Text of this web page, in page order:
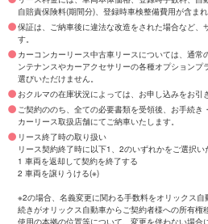
自賠責保険料(期間分)、登録時車検整備費用が含まれ
保証は、ご納車後に違法な改造をされた場合など、
す。
カーコンカーリース中古車リースについては、通常
ンテナンスやカーアクセサリーの各種オプション
選びいただけません。
おクルマの在庫状況によっては、お申し込みをお引
ご契約ののち、全ての必要書類を受領後、お手続
カーリース取扱店舗にてご納車いたします。
リース終了時の取り扱い
リース契約終了時に以下1、2のいずれかをご選択い
1 車両を返却して契約を終了する
2 車両を譲りうける(※)
※2の場合、名義変更に関わる手数料をオリックス
続きがオリックス自動車からご契約者様への所有権